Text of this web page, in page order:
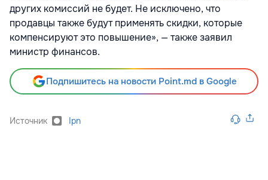
других комиссий не будет. Не исключено, что
продавцы также будут применять скидки, которые
компенсируют это повышение», — также заявил
министр финансов.
Подпишитесь на новости Point.md в Google
Источник Ipn